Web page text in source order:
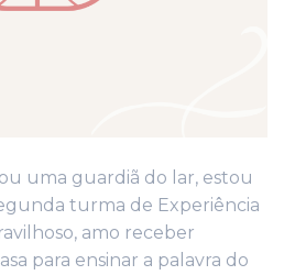
uma guardiã do lar, estou
turma de Experiência
amo receber
para ensinar a palavra do